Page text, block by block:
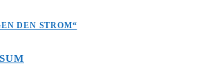
DEN STROM“